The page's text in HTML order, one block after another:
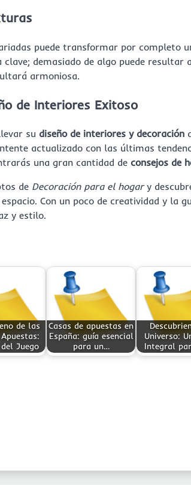
puede transformar por completo
clave; demasiado de algo puede resultar
armoniosa.
de Interiores Exitoso
su diseño de interiores y decoración
actualizado con las últimas
una gran cantidad de consejos de
de Decoración para el hogary
Con un poco de creatividad y la
y estilo.
de las
Juego
Casas de apuestas en
España: guía esencial
para un…
Universo:
Integral